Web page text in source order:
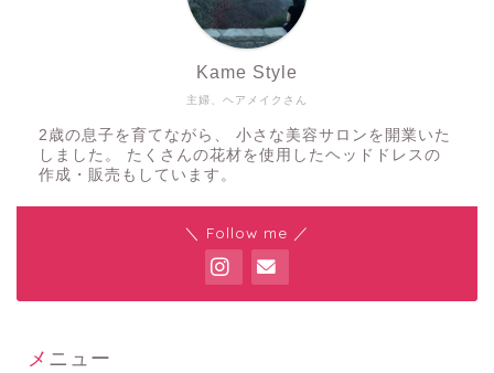
主婦、ヘアメイクさん
Kame Style
2歳の息子を育てながら、 小さな美容サロンを開業いた
しました。 たくさんの花材を使用したヘッドドレスの
作成・販売もしています。
＼ Follow me ／
メニュー